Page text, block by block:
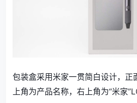
包装盒采用米家一贯简白设计，正
上角为产品名称，右上角为“米家